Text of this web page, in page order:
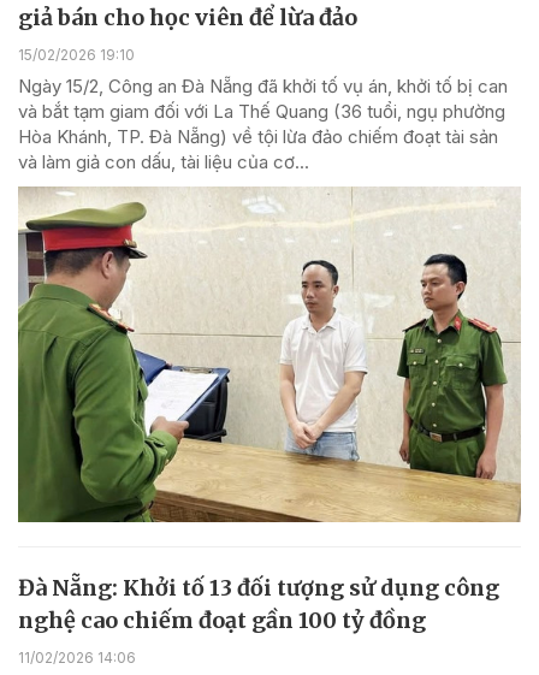
giả bán cho học viên để lừa đảo
15/02/2026 19:10
Ngày 15/2, Công an Đà Nẵng đã khởi tố vụ án, khởi tố bị can
và bắt tạm giam đối với La Thế Quang (36 tuổi, ngụ phường
Hòa Khánh, TP. Đà Nẵng) về tội lừa đảo chiếm đoạt tài sản
và làm giả con dấu, tài liệu của cơ...
Đà Nẵng: Khởi tố 13 đối tượng sử dụng công
nghệ cao chiếm đoạt gần 100 tỷ đồng
11/02/2026 14:06